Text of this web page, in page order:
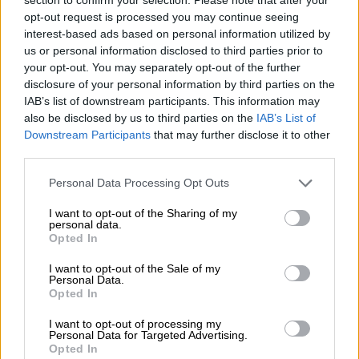
opt-out request is processed you may continue seeing
interest-based ads based on personal information utilized by
us or personal information disclosed to third parties prior to
your opt-out. You may separately opt-out of the further
disclosure of your personal information by third parties on the
IAB’s list of downstream participants. This information may
also be disclosed by us to third parties on the IAB’s List of
Downstream Participants that may further disclose it to other
Personal Data Processing Opt Outs
I want to opt-out of the Sharing of my
personal data.
Opted In
I want to opt-out of the Sale of my
Personal Data.
Opted In
I want to opt-out of processing my
Personal Data for Targeted Advertising.
Opted In
06.08.2026 - 22:39
10.000 φορές η διεθνής επιστημονική κοινότητα παρέπεμψε
στο έργο του – Ποιος είναι ο Έλληνας χειρουργός Χρήστος
Κοντοβουνήσιος
06.08.2026 - 14:55
Μιχάλης Τάτσης, Insurance & Healthcare Analyst, διευθυντής
Επιχειρηματικής Ανάπτυξης Ομίλου HHG
Όταν η επόμενη μέρα είναι στάχτη, τι θα πει ο Ασφαλιστικός
06.08.2026 - 12:22
καινοτόμα φάρμακα φτάνει τελικά στην Ελλάδα
Μείωση ασφαλιστικών εισφορών ύψους 240 εκατ. ευρώ
ζητούν οι έμποροι από την Κυβέρνηση